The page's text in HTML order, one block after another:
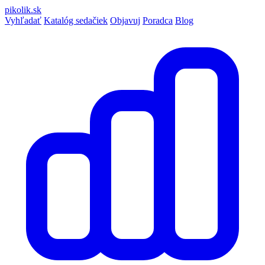
pikolik.sk
Vyhľadať Katalóg sedačiek Objavuj Poradca Blog